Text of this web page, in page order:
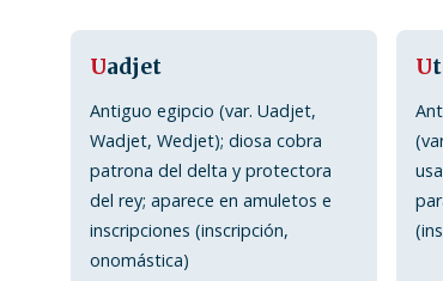
Uadjet
Antiguo egipcio (var. Uadjet,
Wadjet, Wedjet); diosa cobra
patrona del delta y protectora
del rey; aparece en amuletos e
inscripciones (inscripción,
onomástica)
U